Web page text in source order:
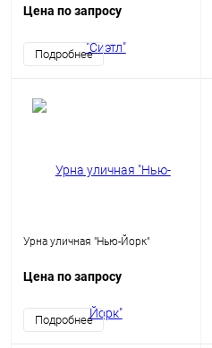
Цена по запросу
Подробнее
Урна уличная "Нью-Йорк"
Цена по запросу
Подробнее